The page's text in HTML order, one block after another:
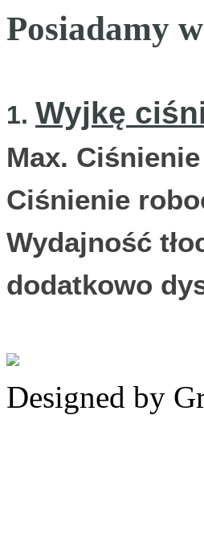
Posiadamy
1. Wyjkę
Max.
Ciśnienie
Wydajność
dodatkowo
Designed by